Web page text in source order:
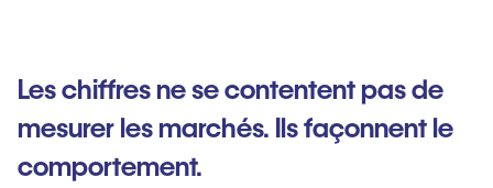
Les chiffres ne se contentent pas de
mesurer les marchés. Ils façonnent le
comportement.